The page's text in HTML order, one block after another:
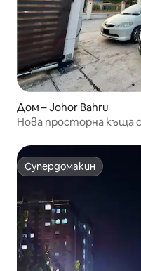
Дом – Johor Bahru
Нова просторна къща с
Супердомакин
Супердомакин